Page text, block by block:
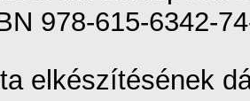
978-615-6342-
elkészítésének